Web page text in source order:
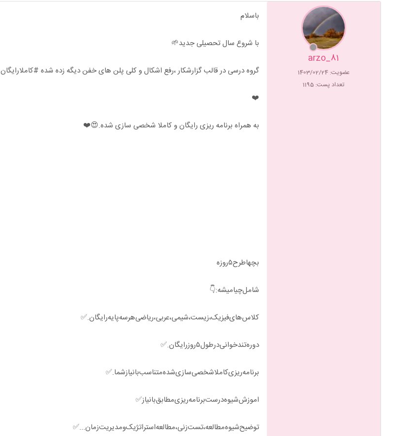
arzo_81
عضویت: 1403/02/24
تعداد پست: 1195
باسلام
با شروع سال تحصیلی جدید🌱
گروه درسی در قالب گزارشکار ،رفع اشکال و کلی پلن های خفن دیگه زده شده #کاملا‌رایگان
❤️
به همراه برنامه ریزی رایگان و کاملا شخصی سازی شده.😍❤️
بچهاطرح۵روزه
شامل‌چیا‌میشه:👇
کلاس‌های‌فیزیک‌،زیست،شیمی،عربی،ریاضی‌هر‌سه‌پایه‌رایگان.✅
دوره‌تند‌خوانی‌در‌طول‌۵روز‌رایگان.✅
برنامه‌ریزی‌کاملا‌شخصی‌سازی‌شده‌متناسب‌بانیاز‌شما.✅
اموز‌ش‌شیوه‌درست‌برنامه‌ریزی‌مطابق‌با‌نیاز✅
توضیح‌شیوه‌مطالعه‌،تست‌زنی،‌مطالعه‌استراتژیک‌و‌مدیریت‌زمان...✅